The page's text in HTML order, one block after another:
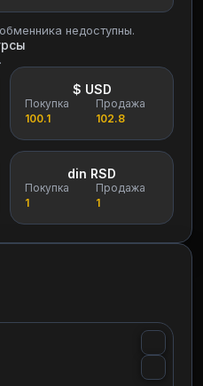
недоступны.
$ USD
Покупка
100.1
Продажа
102.8
din RSD
Покупка
1
Продажа
1